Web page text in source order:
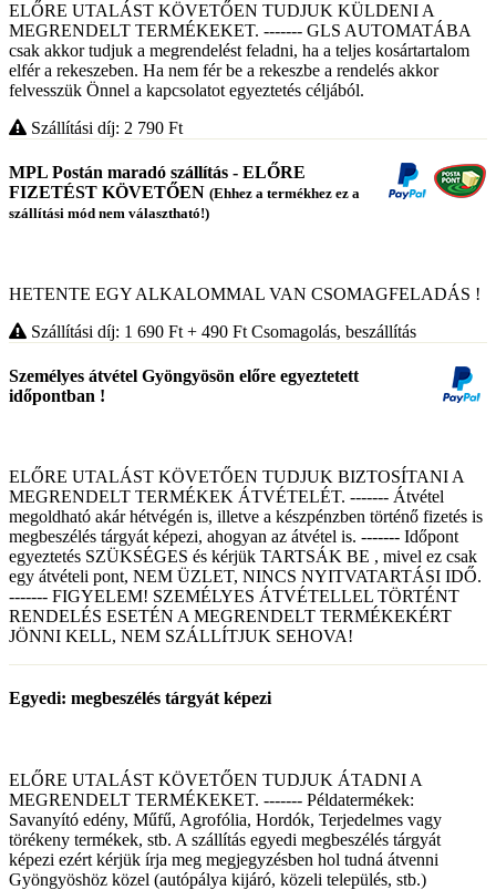
ELŐRE UTALÁST KÖVETŐEN TUDJUK KÜLDENI A
MEGRENDELT TERMÉKEKET. ------- GLS AUTOMATÁBA
csak akkor tudjuk a megrendelést feladni, ha a teljes kosártartalom
elfér a rekeszeben. Ha nem fér be a rekeszbe a rendelés akkor
felvesszük Önnel a kapcsolatot egyeztetés céljából.
Szállítási díj: 2 790 Ft
MPL Postán maradó szállítás - ELŐRE
FIZETÉST KÖVETŐEN (Ehhez a termékhez ez a
szállítási mód nem választható!)
HETENTE EGY ALKALOMMAL VAN CSOMAGFELADÁS !
Szállítási díj: 1 690 Ft + 490 Ft Csomagolás, beszállítás
Személyes átvétel Gyöngyösön előre egyeztetett
időpontban !
ELŐRE UTALÁST KÖVETŐEN TUDJUK BIZTOSÍTANI A
MEGRENDELT TERMÉKEK ÁTVÉTELÉT. ------- Átvétel
megoldható akár hétvégén is, illetve a készpénzben történő fizetés is
megbeszélés tárgyát képezi, ahogyan az átvétel is. ------- Időpont
egyeztetés SZÜKSÉGES és kérjük TARTSÁK BE , mivel ez csak
egy átvételi pont, NEM ÜZLET, NINCS NYITVATARTÁSI IDŐ.
------- FIGYELEM! SZEMÉLYES ÁTVÉTELLEL TÖRTÉNT
RENDELÉS ESETÉN A MEGRENDELT TERMÉKEKÉRT
JÖNNI KELL, NEM SZÁLLÍTJUK SEHOVA!
Egyedi: megbeszélés tárgyát képezi
ELŐRE UTALÁST KÖVETŐEN TUDJUK ÁTADNI A
MEGRENDELT TERMÉKEKET. ------- Példatermékek:
Savanyító edény, Műfű, Agrofólia, Hordók, Terjedelmes vagy
törékeny termékek, stb. A szállítás egyedi megbeszélés tárgyát
képezi ezért kérjük írja meg megjegyzésben hol tudná átvenni
Gyöngyöshöz közel (autópálya kijáró, közeli település, stb.)